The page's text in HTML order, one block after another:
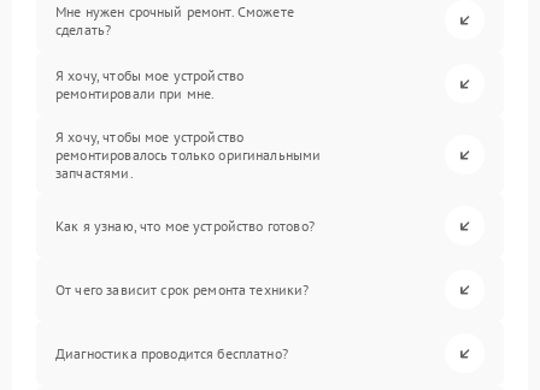
Мне нужен срочный ремонт. Сможете
сделать?
Я хочу, чтобы мое устройство
ремонтировали при мне.
Я хочу, чтобы мое устройство
ремонтировалось только оригинальными
запчастями.
Как я узнаю, что мое устройство готово?
От чего зависит срок ремонта техники?
Диагностика проводится бесплатно?